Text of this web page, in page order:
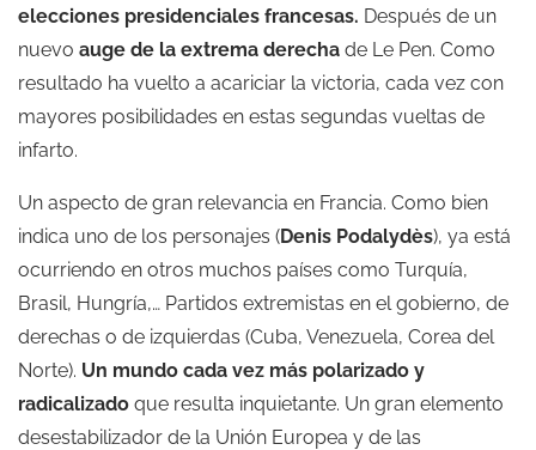
elecciones presidenciales francesas. Después de un
nuevo auge de la extrema derecha de Le Pen. Como
resultado ha vuelto a acariciar la victoria, cada vez con
mayores posibilidades en estas segundas vueltas de
infarto.
Un aspecto de gran relevancia en Francia. Como bien
indica uno de los personajes (Denis Podalydès), ya está
ocurriendo en otros muchos países como Turquía,
Brasil, Hungría,… Partidos extremistas en el gobierno, de
derechas o de izquierdas (Cuba, Venezuela, Corea del
Norte). Un mundo cada vez más polarizado y
radicalizado que resulta inquietante. Un gran elemento
desestabilizador de la Unión Europea y de las